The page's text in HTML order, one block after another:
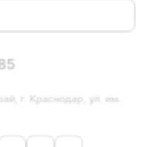
г. Краснодар, ул. им.